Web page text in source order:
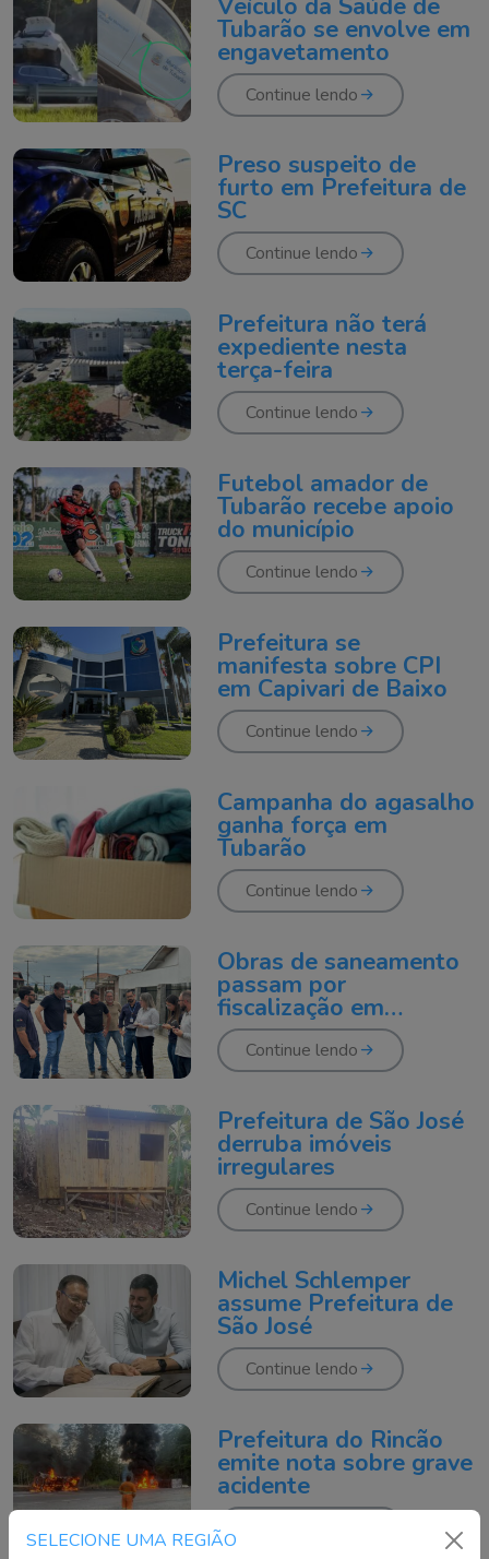
SELECIONE UMA REGIÃO
Tubarão se envolve em
engavetamento
Continue lendo
Preso suspeito de
furto em Prefeitura de
SC
Continue lendo
Prefeitura não terá
expediente nesta
terça-feira
Continue lendo
Futebol amador de
Tubarão recebe apoio
do município
Continue lendo
Prefeitura se
manifesta sobre CPI
em Capivari de Baixo
Continue lendo
Campanha do agasalho
ganha força em
Tubarão
Continue lendo
Obras de saneamento
passam por
fiscalização em
Tubarão
Continue lendo
Prefeitura de São José
derruba imóveis
irregulares
Continue lendo
Michel Schlemper
assume Prefeitura de
São José
Continue lendo
Prefeitura do Rincão
emite nota sobre grave
acidente